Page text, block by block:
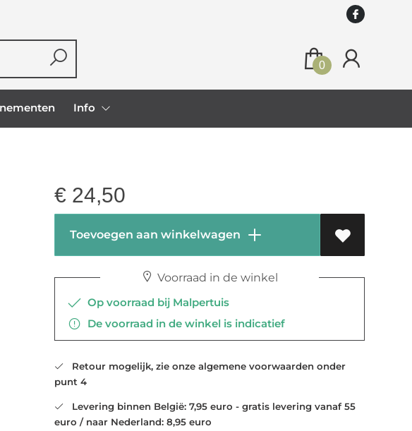
0
Info
€ 24,50
Toevoegen aan winkelwagen
Voorraad in de winkel
Op voorraad bij Malpertuis
De voorraad in de winkel is indicatief
Retour mogelijk, zie onze algemene voorwaarden onder
punt 4
Levering binnen België: 7,95 euro - gratis levering vanaf 55
euro / naar Nederland: 8,95 euro